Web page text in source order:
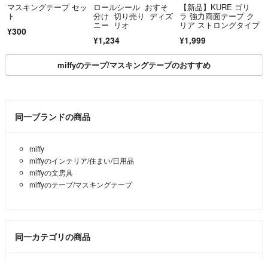
マスキングテープ セッ
ト
¥300
ロールシール おすそ
分け 切り売り ディズ
ニー リオ
¥1,234
【新品】KURE ゴリ
ラ 強力両面テープ ク
リア ストロングタイプ
¥1,999
miffyのテープ/マスキングテープのおすすめ
同一ブランドの商品
miffy
miffyのインテリア/住まい/日用品
miffyの文房具
miffyのテープ/マスキングテープ
同一カテゴリの商品